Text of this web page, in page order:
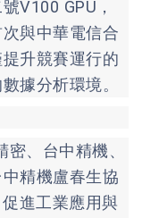
V100 GPU，
與中華電信合
升競賽運行的
據分析環境。
、台中精機、
精機盧春生協
進工業應用與